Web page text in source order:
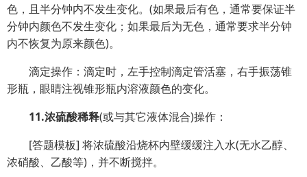
色，且半分钟内不发生变化。(如果最后有色，通常要保证半
分钟内颜色不发生变化；如果最后为无色，通常要求半分钟
内不恢复为原来颜色)。
滴定操作：滴定时，左手控制滴定管活塞，右手振荡锥
形瓶，眼睛注视锥形瓶内溶液颜色的变化。
11.浓硫酸稀释(或与其它液体混合)操作：
[答题模板] 将浓硫酸沿烧杯内壁缓缓注入水(无水乙醇、
浓硝酸、乙酸等)，并不断搅拌。